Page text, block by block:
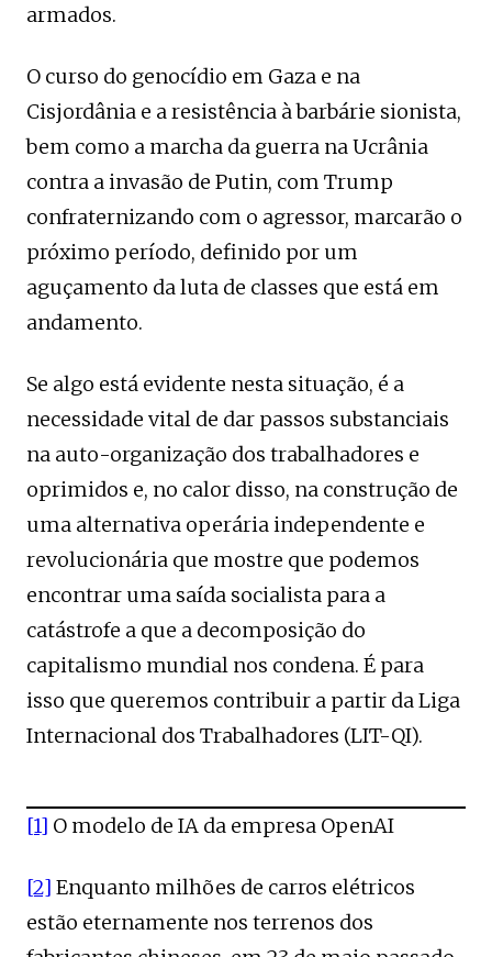
armados.
O curso do genocídio em Gaza e na
Cisjordânia e a resistência à barbárie sionista,
bem como a marcha da guerra na Ucrânia
contra a invasão de Putin, com Trump
confraternizando com o agressor, marcarão o
próximo período, definido por um
aguçamento da luta de classes que está em
andamento.
Se algo está evidente nesta situação, é a
necessidade vital de dar passos substanciais
na auto-organização dos trabalhadores e
oprimidos e, no calor disso, na construção de
uma alternativa operária independente e
revolucionária que mostre que podemos
encontrar uma saída socialista para a
catástrofe a que a decomposição do
capitalismo mundial nos condena. É para
isso que queremos contribuir a partir da Liga
Internacional dos Trabalhadores (LIT-QI).
[1] O modelo de IA da empresa OpenAI
[2] Enquanto milhões de carros elétricos
estão eternamente nos terrenos dos